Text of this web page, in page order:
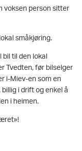
voksen person sitter
småkjøring.
bil til den lokal
Tvedten, før bilselger
i-Miev-en som en
i drift og enkel å
i heimen.